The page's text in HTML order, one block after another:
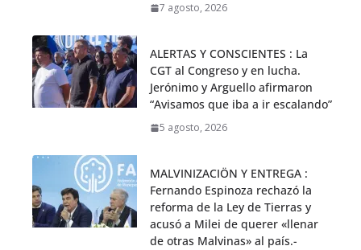
7 agosto, 2026
ALERTAS Y CONSCIENTES : La
CGT al Congreso y en lucha.
Jerónimo y Arguello afirmaron
“Avisamos que iba a ir escalando”
5 agosto, 2026
MALVINIZACIÖN Y ENTREGA :
Fernando Espinoza rechazó la
reforma de la Ley de Tierras y
acusó a Milei de querer «llenar
de otras Malvinas» al país.-